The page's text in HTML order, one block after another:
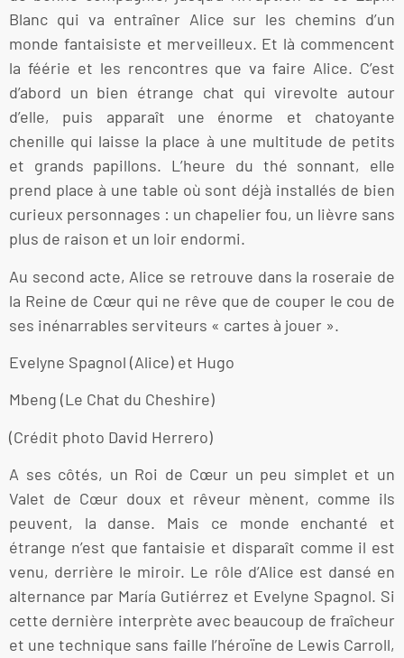
Blanc qui va entraîner Alice sur les chemins d’un
monde fantaisiste et merveilleux. Et là commencent
la féérie et les rencontres que va faire Alice. C’est
d’abord un bien étrange chat qui virevolte autour
d’elle, puis apparaît une énorme et chatoyante
chenille qui laisse la place à une multitude de petits
et grands papillons. L’heure du thé sonnant, elle
prend place à une table où sont déjà installés de bien
curieux personnages : un chapelier fou, un lièvre sans
plus de raison et un loir endormi.
Au second acte, Alice se retrouve dans la roseraie de
la Reine de Cœur qui ne rêve que de couper le cou de
ses inénarrables serviteurs « cartes à jouer ».
Evelyne Spagnol (Alice) et Hugo
Mbeng (Le Chat du Cheshire)
(Crédit photo David Herrero)
A ses côtés, un Roi de Cœur un peu simplet et un
Valet de Cœur doux et rêveur mènent, comme ils
peuvent, la danse. Mais ce monde enchanté et
étrange n’est que fantaisie et disparaît comme il est
venu, derrière le miroir. Le rôle d’Alice est dansé en
alternance par María Gutiérrez et Evelyne Spagnol. Si
cette dernière interprète avec beaucoup de fraîcheur
et une technique sans faille l’héroïne de Lewis Carroll,